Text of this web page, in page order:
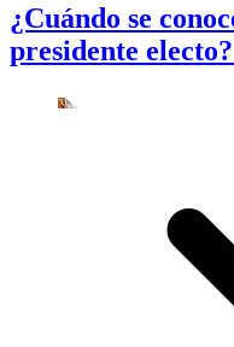
¿Cuándo se
presidente